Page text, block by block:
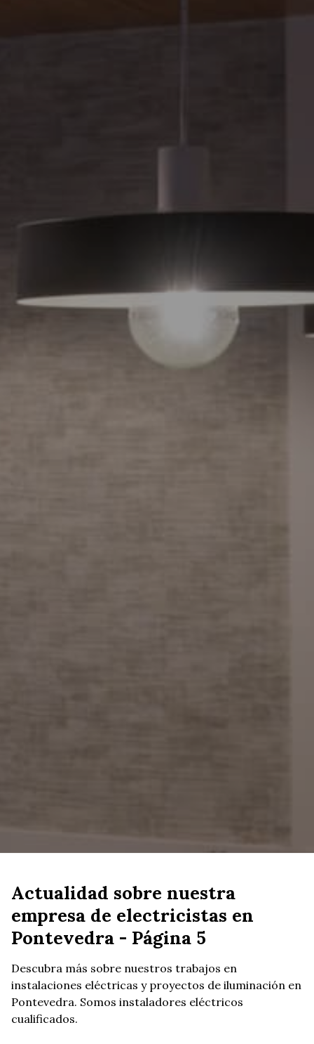
Actualidad sobre nuestra
empresa de electricistas en
Pontevedra - Página 5
Descubra más sobre nuestros trabajos en
instalaciones eléctricas y proyectos de iluminación en
Pontevedra. Somos instaladores eléctricos
cualificados.